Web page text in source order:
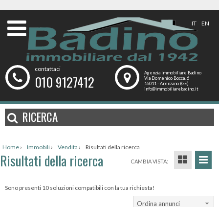
IT EN
contattaci
010 9127412
Agenzia Immobiliare Badino
Via Domenico Bocca, 6
16011 - Arenzano (GE)
info@immobiliarebadino.it
RICERCA
Home › Immobili › Vendita › Risultati della ricerca
Risultati della ricerca CAMBIA VISTA:
Sono presenti 10 soluzioni compatibili con la tua richiesta!
Ordina annunci